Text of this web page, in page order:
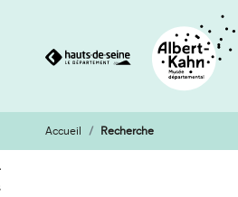
Aller
au
Aller
à
Accueil Recherche